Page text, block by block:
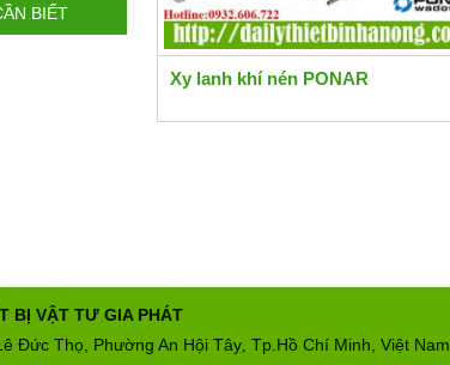
BIẾT
Xy lanh khí nén PONAR
BỊ VẬT TƯ GIA PHÁT
Đức Thọ, Phường An Hội Tây, Tp.Hồ Chí Minh, Việt Nam